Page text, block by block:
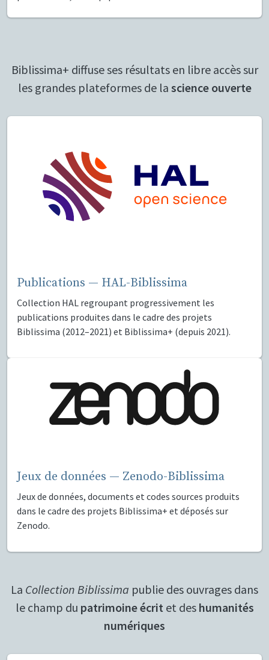
Biblissima+ diffuse ses résultats en libre accès sur
les grandes plateformes de la science ouverte
Publications — HAL-Biblissima
Collection HAL regroupant progressivement les
publications produites dans le cadre des projets
Biblissima (2012–2021) et Biblissima+ (depuis 2021).
Jeux de données — Zenodo-Biblissima
Jeux de données, documents et codes sources produits
dans le cadre des projets Biblissima+ et déposés sur
Zenodo.
La Collection Biblissima publie des ouvrages dans
le champ du patrimoine écritet des humanités
numériques